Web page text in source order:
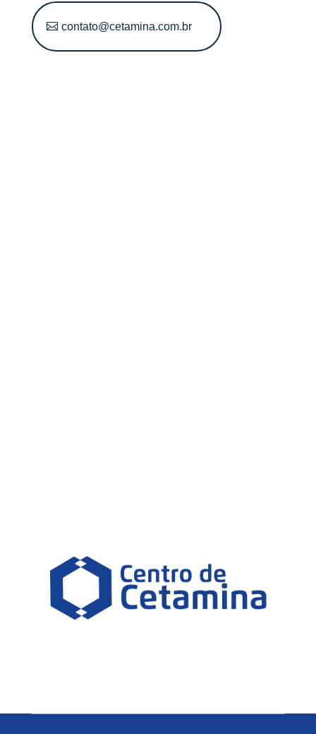
contato@cetamina.com.br